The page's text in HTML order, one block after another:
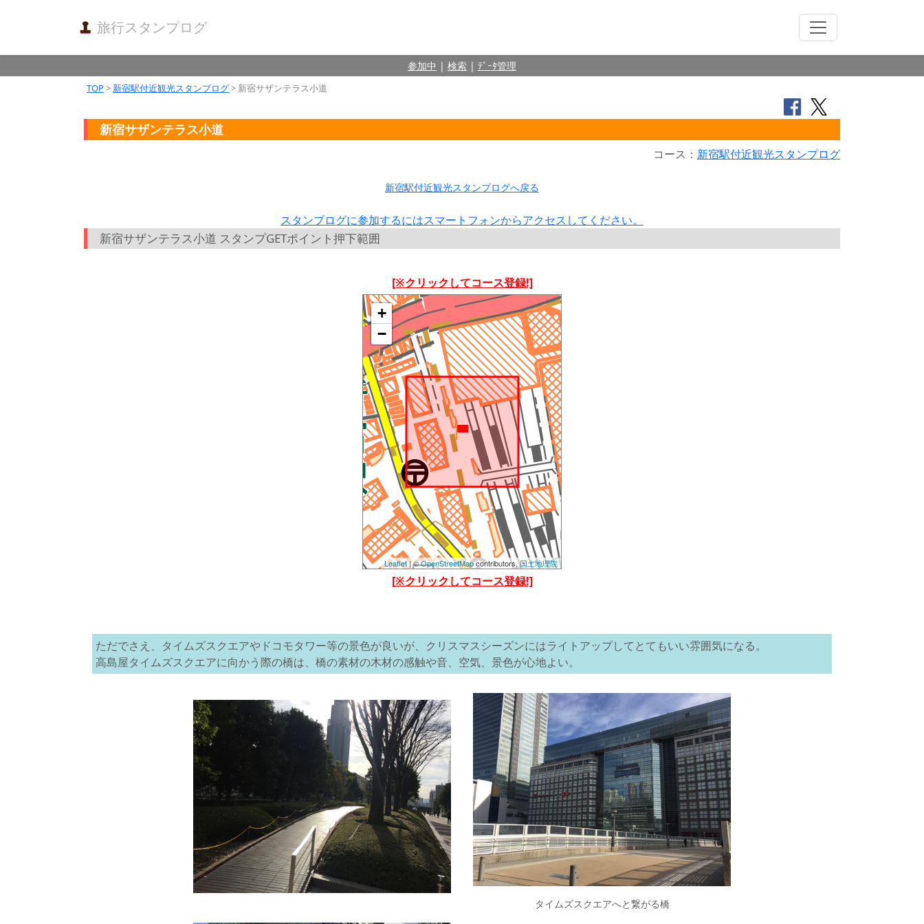
旅行スタンプログ
参加中 | 検索 | ﾃﾞｰﾀ管理
TOP> 新宿駅付近観光スタンプログ> 新宿サザンテラス小道
新宿サザンテラス小道
コース： 新宿駅付近観光スタンプログ
新宿駅付近観光スタンプログへ戻る
スタンプログに参加するにはスマートフォンからアクセスしてください。
新宿サザンテラス小道 スタンプGETポイント押下範囲
[※クリックしてコース登録!]
地図を読み込み中です......
しばらくたっても読み込まれない場合は、
設定等で位置情報を許可してご覧ください。(当アプ
リの位置情報の他、Chormeブラウザの位置情報も許
可してみてください)
+
−
Leaflet| ©OpenStreetMapcontributors,国土地理院
[※クリックしてコース登録!]
ただでさえ、タイムズスクエアやドコモタワー等の景色が良いが、クリスマスシーズンにはライトアップしてとてもいい雰囲気になる。
高島屋タイムズスクエアに向かう際の橋は、橋の素材の木材の感触や音、空気、景色が心地よい。
タイムズスクエアへと繋がる橋